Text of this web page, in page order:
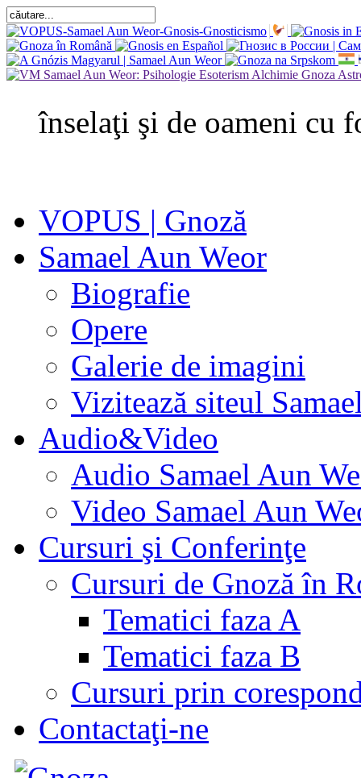
înselaţi şi de oameni cu
VOPUS | Gnoză
Samael Aun Weor
Biografie
Opere
Galerie de imagini
Vizitează siteul
Audio&Video
Audio Samael Aun
Video Samael Aun
Cursuri şi Conferinţe
Cursuri de Gnoză în
Tematici faza A
Tematici faza B
Cursuri prin
Contactaţi-ne